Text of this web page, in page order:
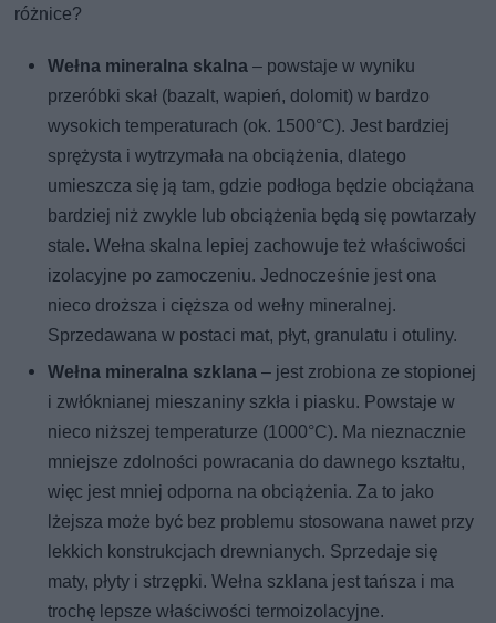
różnice?
Wełna mineralna skalna – powstaje w wyniku
przeróbki skał (bazalt, wapień, dolomit) w bardzo
wysokich temperaturach (ok. 1500°C). Jest bardziej
sprężysta i wytrzymała na obciążenia, dlatego
umieszcza się ją tam, gdzie podłoga będzie obciążana
bardziej niż zwykle lub obciążenia będą się powtarzały
stale. Wełna skalna lepiej zachowuje też właściwości
izolacyjne po zamoczeniu. Jednocześnie jest ona
nieco droższa i cięższa od wełny mineralnej.
Sprzedawana w postaci mat, płyt, granulatu i otuliny.
Wełna mineralna szklana – jest zrobiona ze stopionej
i zwłóknianej mieszaniny szkła i piasku. Powstaje w
nieco niższej temperaturze (1000°C). Ma nieznacznie
mniejsze zdolności powracania do dawnego kształtu,
więc jest mniej odporna na obciążenia. Za to jako
lżejsza może być bez problemu stosowana nawet przy
lekkich konstrukcjach drewnianych. Sprzedaje się
maty, płyty i strzępki. Wełna szklana jest tańsza i ma
trochę lepsze właściwości termoizolacyjne.